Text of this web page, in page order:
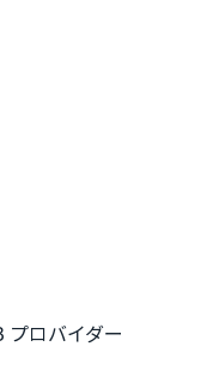
プロバイダー